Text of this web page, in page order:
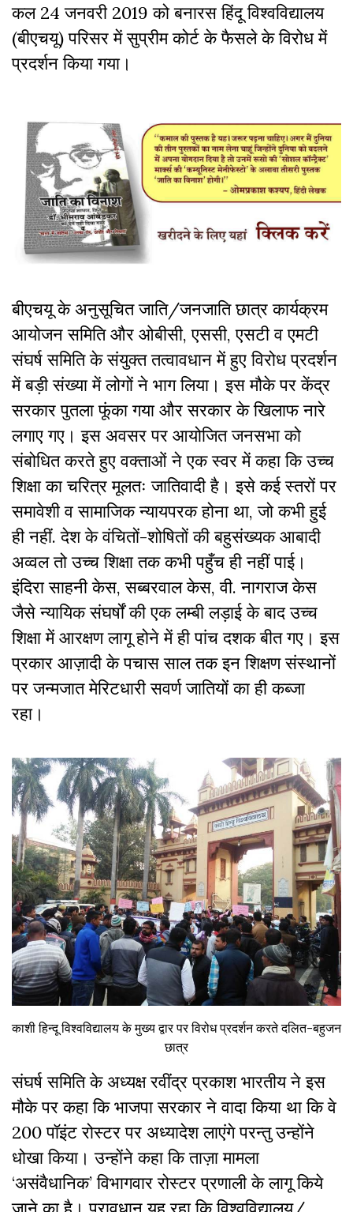
कल 24 जनवरी 2019 को बनारस हिंदू विश्वविद्यालय
(बीएचयू) परिसर में सुप्रीम कोर्ट के फैसले के विरोध में
प्रदर्शन किया गया।
बीएचयू के अनुसूचित जाति/जनजाति छात्र कार्यक्रम
आयोजन समिति और ओबीसी, एससी, एसटी व एमटी
संघर्ष समिति के संयुक्त तत्वावधान में हुए विरोध प्रदर्शन
में बड़ी संख्या में लोगों ने भाग लिया। इस मौके पर केंद्र
सरकार पुतला फूंका गया और सरकार के खिलाफ नारे
लगाए गए। इस अवसर पर आयोजित जनसभा को
संबोधित करते हुए वक्ताओं ने एक स्वर में कहा कि उच्च
शिक्षा का चरित्र मूलतः जातिवादी है। इसे कई स्तरों पर
समावेशी व सामाजिक न्यायपरक होना था, जो कभी हुई
ही नहीं. देश के वंचितों-शोषितों की बहुसंख्यक आबादी
अव्वल तो उच्च शिक्षा तक कभी पहुँच ही नहीं पाई।
इंदिरा साहनी केस, सब्बरवाल केस, वी. नागराज केस
जैसे न्यायिक संघर्षों की एक लम्बी लड़ाई के बाद उच्च
शिक्षा में आरक्षण लागू होने में ही पांच दशक बीत गए। इस
प्रकार आज़ादी के पचास साल तक इन शिक्षण संस्थानों
पर जन्मजात मेरिटधारी सवर्ण जातियों का ही कब्जा
रहा।
काशी हिन्दू विश्वविद्यालय के मुख्य द्वार पर विरोध प्रदर्शन करते दलित-बहुजन
छात्र
संघर्ष समिति के अध्यक्ष रवींद्र प्रकाश भारतीय ने इस
मौके पर कहा कि भाजपा सरकार ने वादा किया था कि वे
200 पॉइंट रोस्टर पर अध्यादेश लाएंगे परन्तु उन्होंने
धोखा किया। उन्होंने कहा कि ताज़ा मामला
‘असंवैधानिक’ विभागवार रोस्टर प्रणाली के लागू किये